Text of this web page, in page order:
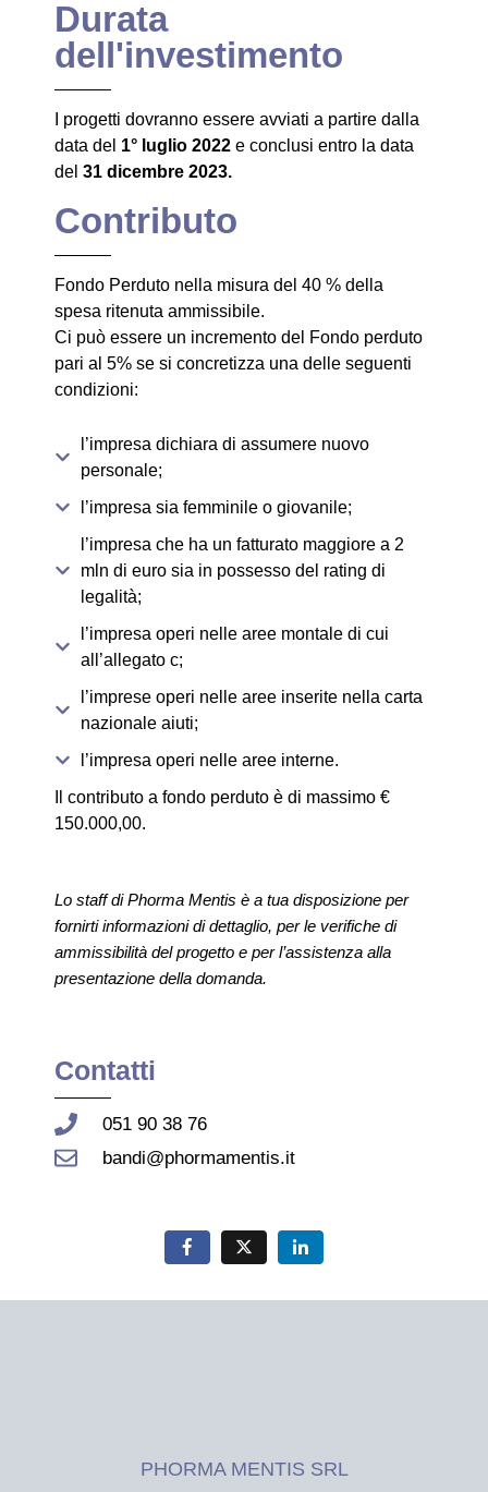
Durata
dell'investimento
I progetti dovranno essere avviati a partire dalla
data del 1° luglio 2022 e conclusi entro la data
del 31 dicembre 2023.
Contributo
Fondo Perduto nella misura del 40 % della
spesa ritenuta ammissibile.
Ci può essere un incremento del Fondo perduto
pari al 5% se si concretizza una delle seguenti
condizioni:
l’impresa dichiara di assumere nuovo
personale;
l’impresa sia femminile o giovanile;
l’impresa che ha un fatturato maggiore a 2
mln di euro sia in possesso del rating di
legalità;
l’impresa operi nelle aree montale di cui
all’allegato c;
l’imprese operi nelle aree inserite nella carta
nazionale aiuti;
l’impresa operi nelle aree interne.
Il contributo a fondo perduto è di massimo €
150.000,00.
Lo staff di Phorma Mentis è a tua disposizione per
fornirti informazioni di dettaglio, per le verifiche di
ammissibilità del progetto e per l’assistenza alla
presentazione della domanda.
Contatti
051 90 38 76
bandi@phormamentis.it
PHORMA MENTIS SRL